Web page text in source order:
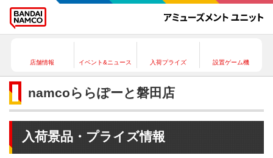
店舗情報 イベント&ニュース 入荷プライズ 設置ゲーム機
namcoららぽーと磐田店
入荷景品・プライズ情報